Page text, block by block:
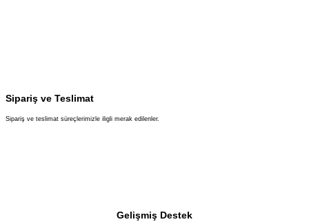
Sipariş ve Teslimat
Sipariş ve teslimat süreçlerimizle iligli merak edilenler.
Gelişmiş Destek